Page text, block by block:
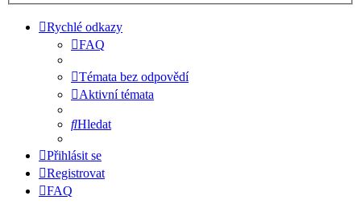
Rychlé odkazy
FAQ
Témata bez odpovědí
Aktivní témata
Hledat
Přihlásit se
Registrovat
FAQ